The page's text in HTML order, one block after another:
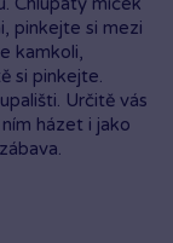
pinkejte si mezi
kamkoli,
si pinkejte.
Určitě vás
házet i jako